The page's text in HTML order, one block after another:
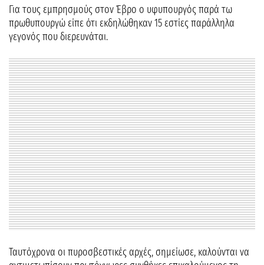
Για τους εμπρησμούς στον Έβρο ο υφυπουργός παρά τω
πρωθυπουργώ είπε ότι εκδηλώθηκαν 15 εστίες παράλληλα
γεγονός που διερευνάται.
Ταυτόχρονα οι πυροσβεστικές αρχές, σημείωσε, καλούνται να